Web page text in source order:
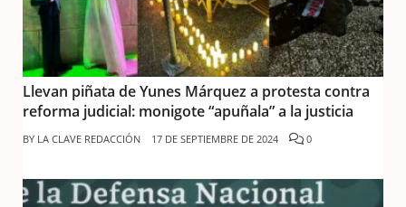
Llevan piñata de Yunes Márquez a protesta contra
reforma judicial: monigote “apuñala” a la justicia
BY LA CLAVE REDACCIÓN 17 DE SEPTIEMBRE DE 2024 0